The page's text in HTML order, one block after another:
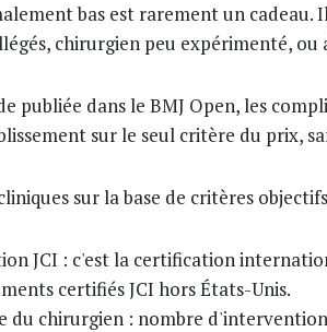
bas est rarement un cadeau.
chirurgien peu expérimenté,
publiée dans le BMJ Open, les
sur le seul critère du prix,
sur la base de critères
JCI : c'est la certification
certifiés JCI hors États-Unis.
du chirurgien : nombre